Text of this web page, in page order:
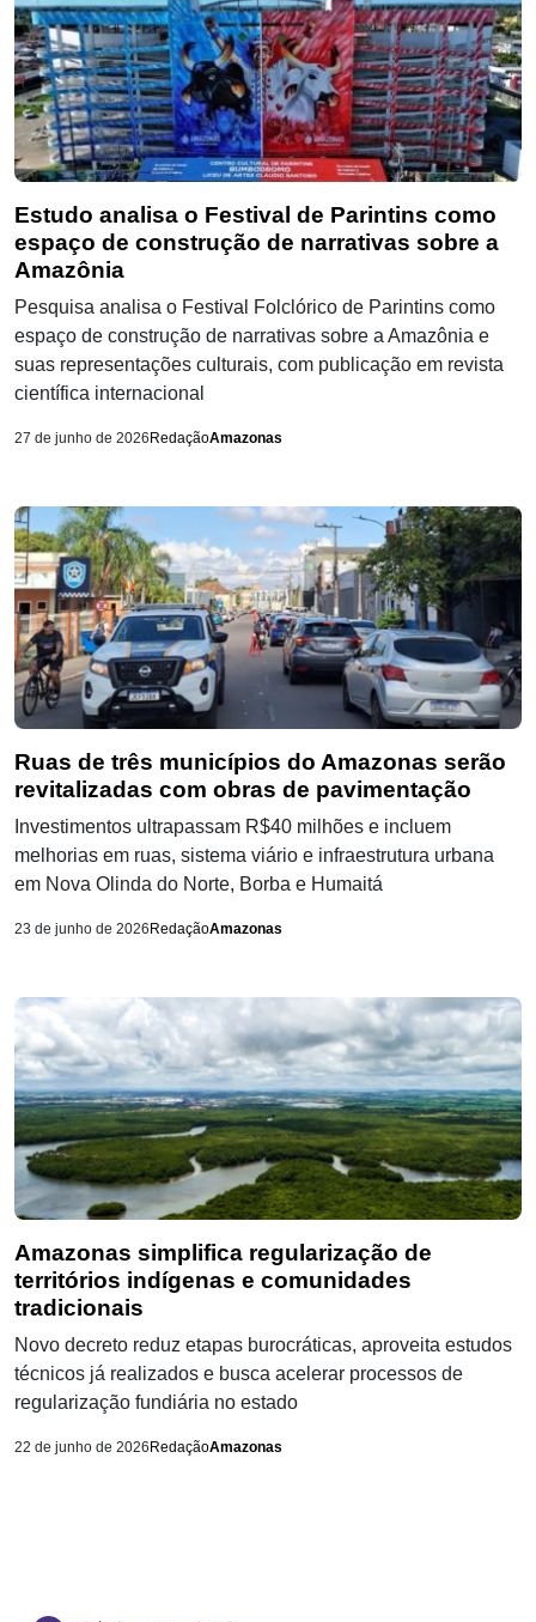
Estudo analisa o Festival de Parintins como
espaço de construção de narrativas sobre a
Amazônia
Pesquisa analisa o Festival Folclórico de Parintins como
espaço de construção de narrativas sobre a Amazônia e
suas representações culturais, com publicação em revista
científica internacional
27 de junho de 2026 RedaçãoAmazonas
Ruas de três municípios do Amazonas serão
revitalizadas com obras de pavimentação
Investimentos ultrapassam R$40 milhões e incluem
melhorias em ruas, sistema viário e infraestrutura urbana
em Nova Olinda do Norte, Borba e Humaitá
23 de junho de 2026 RedaçãoAmazonas
Amazonas simplifica regularização de
territórios indígenas e comunidades
tradicionais
Novo decreto reduz etapas burocráticas, aproveita estudos
técnicos já realizados e busca acelerar processos de
regularização fundiária no estado
22 de junho de 2026 RedaçãoAmazonas